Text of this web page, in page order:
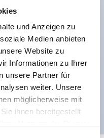
und Anzeigen zu
Medien anbieten
Website zu
Informationen zu Ihrer
unsere Partner für
weiter. Unsere
möglicherweise mit
ihnen bereitgestellt
2-Aktions-
IP20-